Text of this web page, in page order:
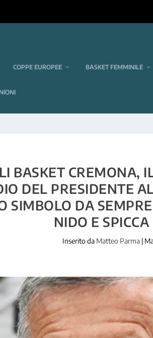
COPPE EUROPEE BASKET FEMMINILE
BASKET CREMONA,
DEL PRESIDENTE
SIMBOLO DA
NIDO E
Inserito da Matteo Parma |